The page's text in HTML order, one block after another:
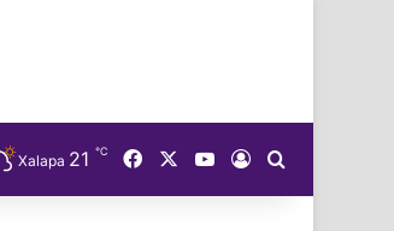
Xalapa 21 ℃ FacebookYouTube
Acceso